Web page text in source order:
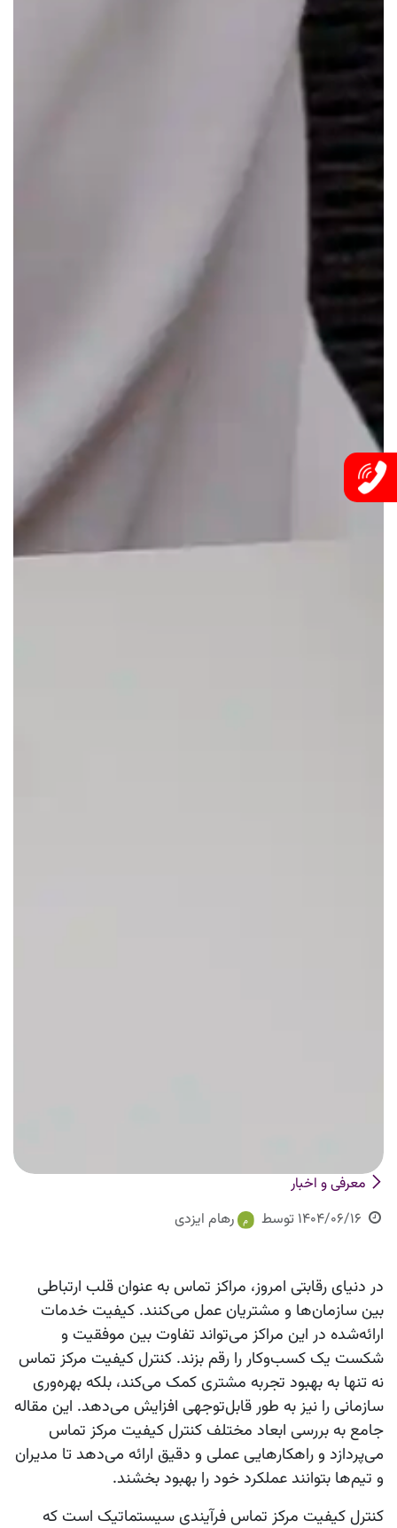
معرفی و اخبار
1404/06/16 توسط رهام ایزدی
در دنیای رقابتی امروز، مراکز تماس به عنوان قلب ارتباطی
بین سازمان‌ها و مشتریان عمل می‌کنند. کیفیت خدمات
ارائه‌شده در این مراکز می‌تواند تفاوت بین موفقیت و
شکست یک کسب‌وکار را رقم بزند. کنترل کیفیت مرکز تماس
نه تنها به بهبود تجربه مشتری کمک می‌کند، بلکه بهره‌وری
سازمانی را نیز به طور قابل‌توجهی افزایش می‌دهد. این مقاله
جامع به بررسی ابعاد مختلف کنترل کیفیت مرکز تماس
می‌پردازد و راهکارهایی عملی و دقیق ارائه می‌دهد تا مدیران
و تیم‌ها بتوانند عملکرد خود را بهبود بخشند.
کنترل کیفیت مرکز تماس فرآیندی سیستماتیک است که